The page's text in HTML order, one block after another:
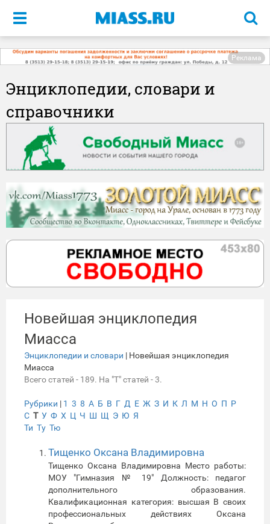
Меню
Реклама
Энциклопедии, словари и
справочники
Новейшая энциклопедия
Миасса
Энциклопедии и словари | Новейшая энциклопедия
Миасса
Всего статей - 189. На "Т" статей - 3.
Рубрики | 1 3 8 А Б В Г Д Е Ж З И К Л М Н О П Р
С Т У Ф Х Ц Ч Ш Щ Э Ю Я
Ти Ту Тю
Тищенко Оксана Владимировна
Тищенко Оксана Владимировна Место работы:
МОУ "Гимназия № 19" Должность: педагог
дополнительного образования.
Квалификационная категория: высшая В своих
профессиональных действиях Оксана